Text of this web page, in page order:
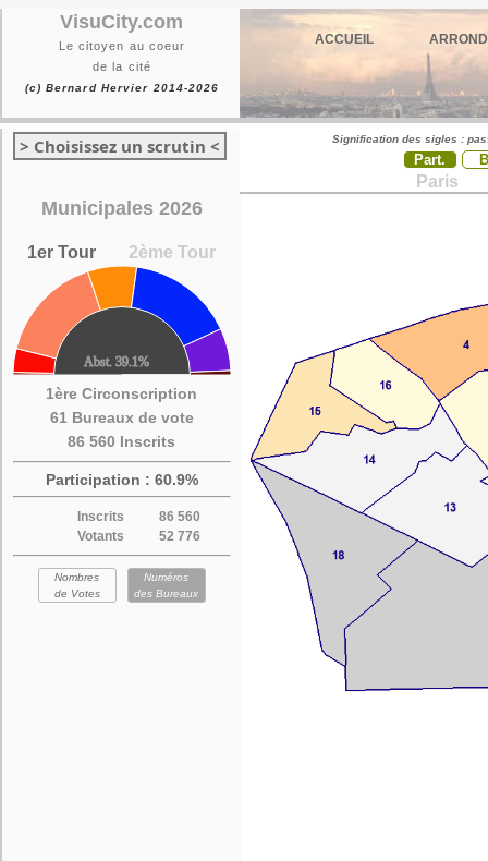
VisuCity.com
Le citoyen au coeur
de la cité
(c) Bernard Hervier 2014-2026
ACCUEIL
> Choisissez un scrutin <
Municipales 2026
1er Tour 2ème Tour
1ère Circonscription
61 Bureaux de vote
86 560 Inscrits
Participation : 60.9%
Inscrits
86 560
Votants
52 776
Nombres
de Votes
Numéros
des Bureaux
Signification des sigles :
Part.
Paris